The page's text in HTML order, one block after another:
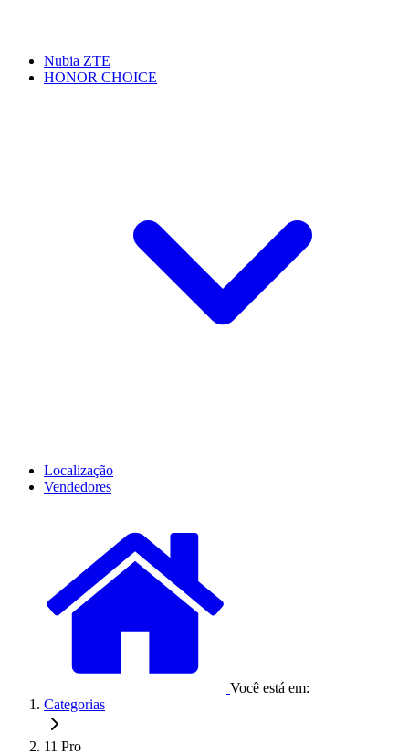
Nubia ZTE
HONOR CHOICE
Localização
Vendedores
Você está em:
Categorias
11 Pro